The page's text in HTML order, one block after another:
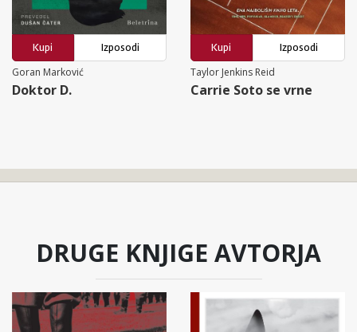
Kupi
Izposodi
Goran Marković
Doktor D.
Kupi
Izposodi
Taylor Jenkins Reid
Carrie Soto se vrne
DRUGE KNJIGE AVTORJA